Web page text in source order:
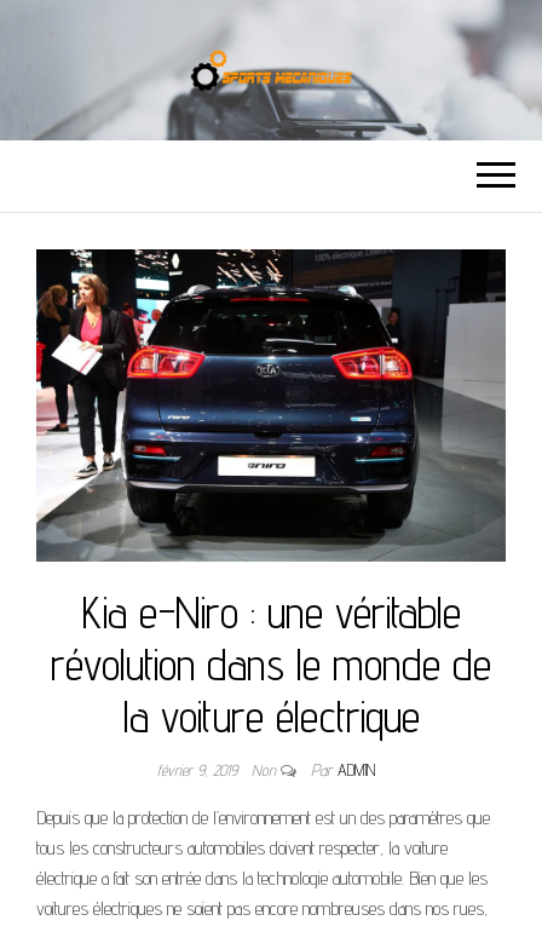
SPORTS
MÉCANIQUES
Kia e-Niro : une véritable
révolution dans le monde de
la voiture électrique
février 9, 2019 Non ParADMIN
Depuis que la protection de l’environnement est un des paramètres que
tous les constructeurs automobiles doivent respecter, la voiture
électrique a fait son entrée dans la technologie automobile. Bien que les
voitures électriques ne soient pas encore nombreuses dans nos rues,